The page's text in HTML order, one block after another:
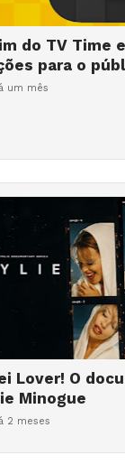
do TV Time
para o
um mês
Lover! O
Minogue
2 meses